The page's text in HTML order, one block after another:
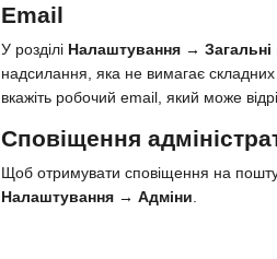
Email
У розділі Налаштування →
надсилання, яка не вимагає складних
вкажіть робочий email, який може
Сповіщення
Щоб отримувати сповіщення на пошту
Налаштування → Адміни